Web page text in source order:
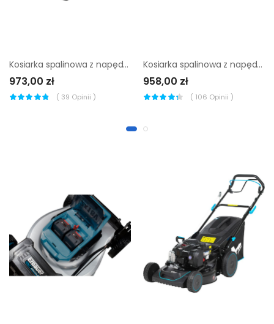
Kosiarka spalinowa z napędem Performance Power 166 cm3 51 cm
973,00 zł
( 39 Opinii )
Kosiarka spalinowa z napędem NAC Loncin 42 cm
958,00 zł
( 106 Opinii )